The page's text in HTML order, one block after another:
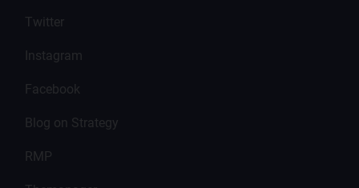
Twitter
Instagram
Facebook
Blog on Strategy
RMP